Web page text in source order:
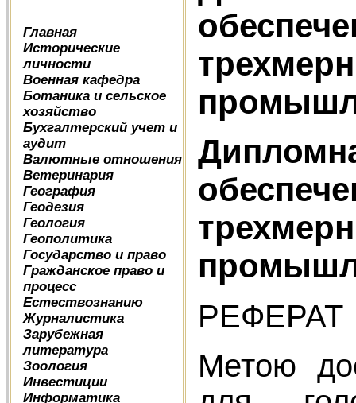
Главная
Исторические
личности
Военная кафедра
Ботаника и сельское
хозяйство
Бухгалтерский учет и
аудит
Валютные отношения
Ветеринария
География
Геодезия
Геология
Геополитика
Государство и право
Гражданское право и
процесс
Естествознанию
Журналистика
Зарубежная
литература
Зоология
Инвестиции
Информатика
РЕФЕРАТ
Метою